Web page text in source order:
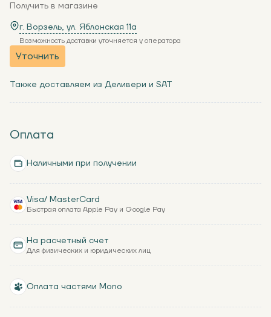
Получить в магазине
г. Ворзель, ул. Яблонская 11a
Возможность доставки уточняется у оператора
Уточнить
Также доставляем из Деливери и SAT
Оплата
Наличными при получении
Visa/ MasterCard
Быстрая оплата Apple Pay и Google Pay
На расчетный счет
Для физических и юридических лиц
Оплата частями Mono